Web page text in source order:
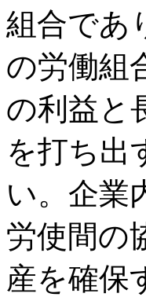
組合であ
の労働組
の利益と
を打ち出
い。企業
労使間の
産を確保